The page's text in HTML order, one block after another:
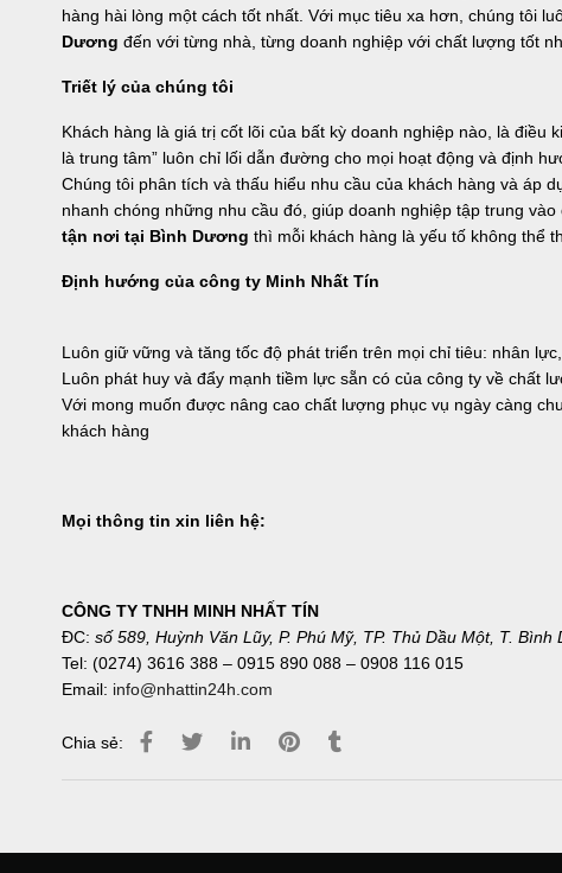
hàng hài lòng một cách tốt nhất. Với mục tiêu xa hơn, chúng tôi
Dương đến với từng nhà, từng doanh nghiệp với chất lượng tốt
Triết lý của chúng tôi
Khách hàng là giá trị cốt lõi của bất kỳ doanh nghiệp nào, là điều
là trung tâm” luôn chỉ lối dẫn đường cho mọi hoạt động và định
Chúng tôi phân tích và thấu hiểu nhu cầu của khách hàng và áp
nhanh chóng những nhu cầu đó, giúp doanh nghiệp tập trung
tận nơi tại Bình Dương thì mỗi khách hàng là yếu tố không thể
Định hướng của công ty Minh Nhất Tín
Luôn giữ vững và tăng tốc độ phát triển trên mọi chỉ tiêu: nhân
Luôn phát huy và đẩy mạnh tiềm lực sẵn có của công ty về chất
Với mong muốn được nâng cao chất lượng phục vụ ngày càng
khách hàng
Mọi thông tin xin liên hệ:
CÔNG TY TNHH MINH NHẤT TÍN
ĐC: số 589, Huỳnh Văn Lũy, P. Phú Mỹ, TP. Thủ Dầu Một, T. Bình
Tel: (0274) 3616 388 – 0915 890 088 – 0908 116 015
Email: info@nhattin24h.com
Chia sẻ: